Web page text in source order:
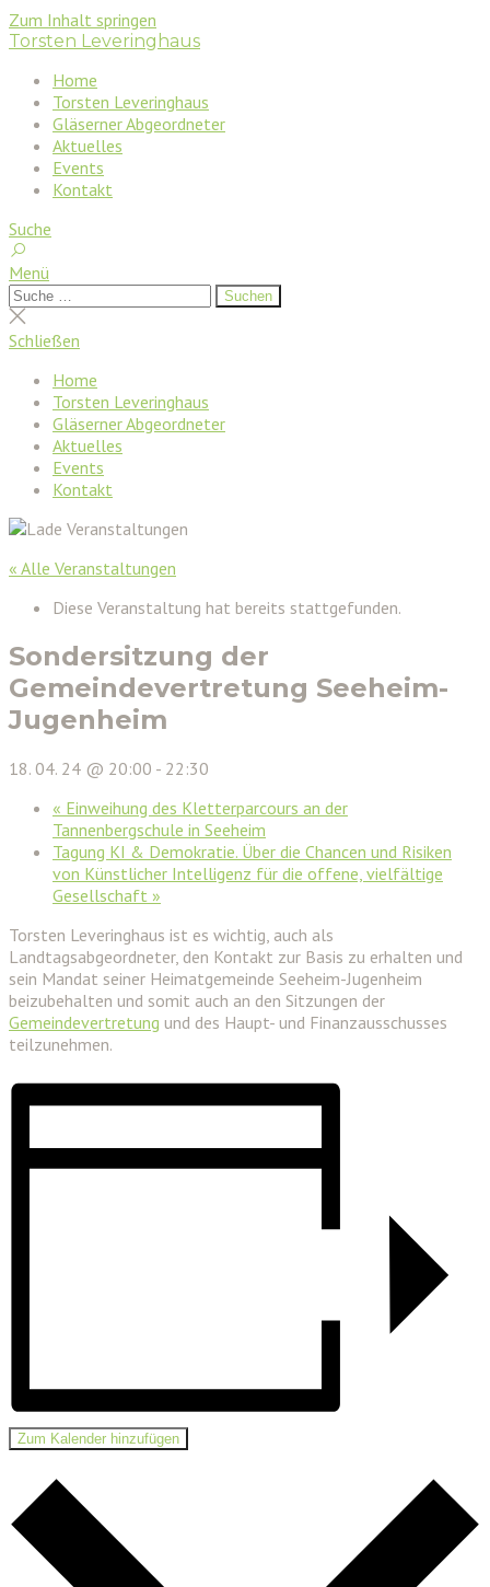
Zum Inhalt springen
Torsten Leveringhaus
Home
Torsten Leveringhaus
Gläserner Abgeordneter
Aktuelles
Events
Kontakt
Suche
Menü
Suchen
nach:
Suchen
Suche
schließen
Schließen
Home
Torsten Leveringhaus
Gläserner Abgeordneter
Aktuelles
Events
Kontakt
« Alle Veranstaltungen
Diese Veranstaltung hat bereits stattgefunden.
Sondersitzung der
Gemeindevertretung Seeheim-
Jugenheim
18. 04. 24 @ 20:00 - 22:30
« Einweihung des Kletterparcours an der
Tannenbergschule in Seeheim
Tagung KI & Demokratie. Über die Chancen und Risiken
von Künstlicher Intelligenz für die offene, vielfältige
Gesellschaft »
Torsten Leveringhaus ist es wichtig, auch als
Landtagsabgeordneter, den Kontakt zur Basis zu erhalten und
sein Mandat seiner Heimatgemeinde Seeheim-Jugenheim
beizubehalten und somit auch an den Sitzungen der
Gemeindevertretung und des Haupt- und Finanzausschusses
teilzunehmen.
Zum Kalender hinzufügen